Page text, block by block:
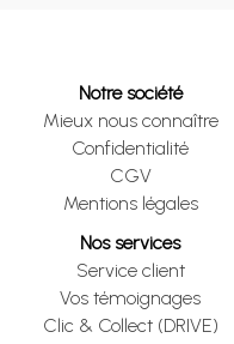
Notre société
Mieux nous connaître
Confidentialité
CGV
Mentions légales
Nos services
Service client
Vos témoignages
Clic & Collect (DRIVE)